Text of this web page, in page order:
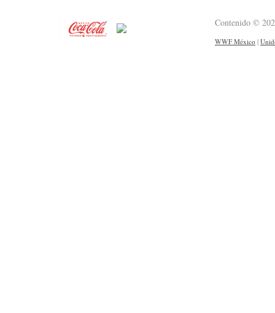
Contenido ©
WWF México |